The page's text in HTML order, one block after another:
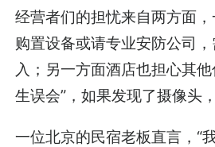
经营者们的担忧来自两方面
购置设备或请专业安防公司
入；另一方面酒店也担心其
生误会”，如果发现了摄像头，
一位北京的民宿老板直言，“